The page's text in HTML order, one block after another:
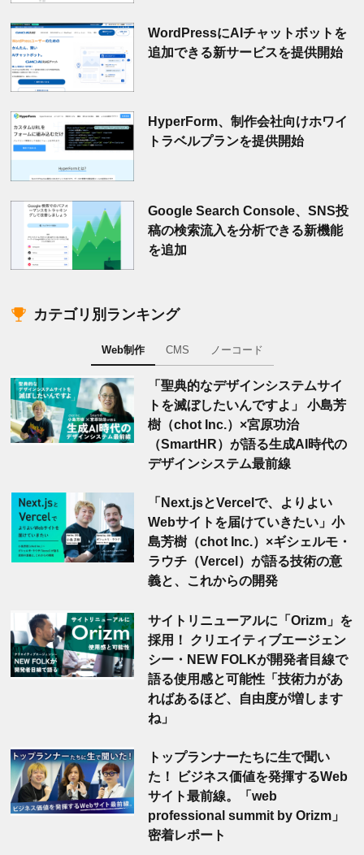
WordPressにAIチャットボットを
追加できる新サービスを提供開始
HyperForm、制作会社向けホワイ
トラベルプランを提供開始
Google Search Console、SNS投
稿の検索流入を分析できる新機能
を追加
カテゴリ別ランキング
Web制作 CMS ノーコード
「聖典的なデザインシステムサイ
トを滅ぼしたいんですよ」 小島芳
樹（chot Inc.）×宮原功治
（SmartHR）が語る生成AI時代の
デザインシステム最前線
「Next.jsとVercelで、よりよい
Webサイトを届けていきたい」小
島芳樹（chot Inc.）×ギシェルモ・
ラウチ（Vercel）が語る技術の意
義と、これからの開発
サイトリニューアルに「Orizm」を
採用！ クリエイティブエージェン
シー・NEW FOLKが開発者目線で
語る使用感と可能性「技術力があ
ればあるほど、自由度が増します
ね」
トップランナーたちに生で聞い
た！ ビジネス価値を発揮するWeb
サイト最前線。「web
professional summit by Orizm」
密着レポート